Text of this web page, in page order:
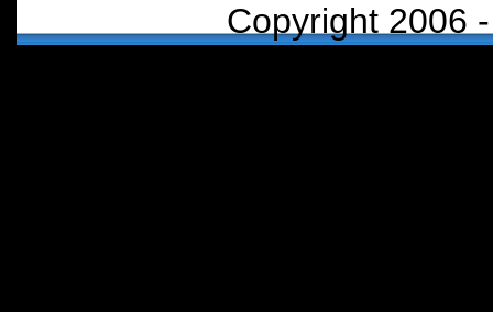
Copyright 2006